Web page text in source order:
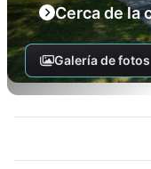
Cerca de la
Galería de fotos